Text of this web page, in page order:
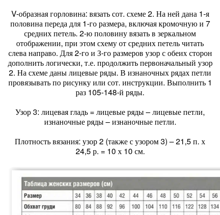
V-образная горловина: вязать сот. схеме 2. На ней дана 1-я
половина переда для 1-го размера, включая кромочную и 7
средних петель. 2-ю половину вязать в зеркальном
отображении, при этом схему от средних петель читать
слева направо. Для 2-го и З-го размеров узор с обеих сторон
дополнить логически, т.е. продолжить первоначальный узор
2. На схеме даны лицевые ряды. В изнаночных рядах петли
провязывать по рисунку или сот. инструкции. Выполнить 1
раз 105-148-й ряды.
Узор 3: лицевая гладь = лицевые ряды – лицевые петли,
изнаночные ряды – изнаночные петли.
Плотность вязания: узор 2 (также с узором 3) – 21,5 п. х
24,5 р. = 10 х 10 см.